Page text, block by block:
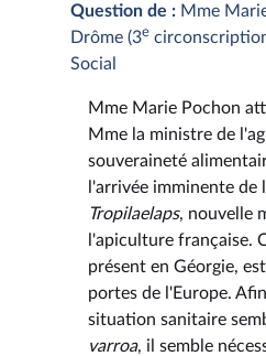
Question de : Mme
Drôme (3e
Social
Mme Marie Pochon
Mme la ministre de
souveraineté
l'arrivée imminente de
Tropilaelaps, nouvelle
l'apiculture française.
présent en Géorgie,
portes de l'Europe.
situation sanitaire
varroa, il semble